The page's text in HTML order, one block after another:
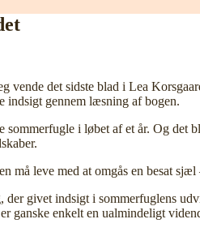
vende det sidste blad i Lea
indsigt gennem læsning af bogen.
sommerfugle i løbet af et år. Og
må leve med at omgås en besat
givet indsigt i sommerfuglens
ganske enkelt en ualmindeligt